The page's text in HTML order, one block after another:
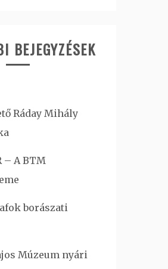
BEJEGYZÉSEK
Ráday Mihály
– A BTM
borászati
Múzeum nyári